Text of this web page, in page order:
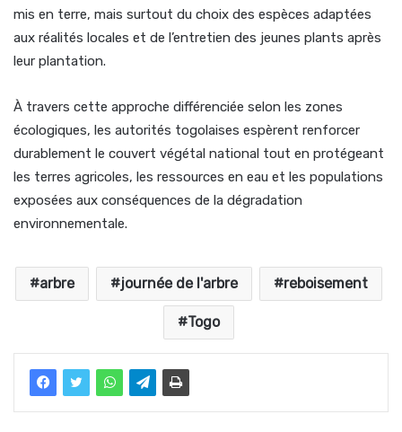
mis en terre, mais surtout du choix des espèces adaptées
aux réalités locales et de l’entretien des jeunes plants après
leur plantation.
À travers cette approche différenciée selon les zones
écologiques, les autorités togolaises espèrent renforcer
durablement le couvert végétal national tout en protégeant
les terres agricoles, les ressources en eau et les populations
exposées aux conséquences de la dégradation
environnementale.
arbre journée de l'arbre reboisement
Togo